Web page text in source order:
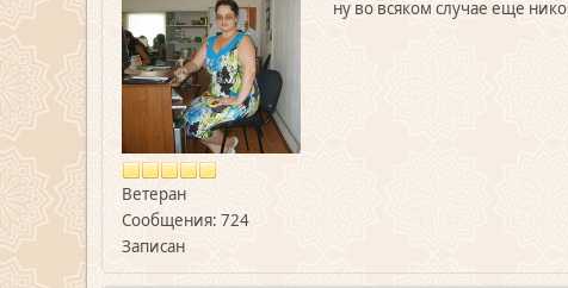
Ветеран
Сообщения: 724
Записан
ну во всяком случае еще